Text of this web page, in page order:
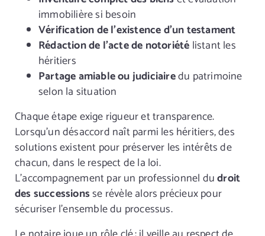
immobilière si besoin
Vérification de l’existence d’un testament
Rédaction de l’acte de notoriété listant les
héritiers
Partage amiable ou judiciairedu patrimoine
selon la situation
Chaque étape exige rigueur et transparence.
Lorsqu’un désaccord naît parmi les héritiers, des
solutions existent pour préserver les intérêts de
chacun, dans le respect de la loi.
L’accompagnement par un professionnel dudroit
des successionsse révèle alors précieux pour
sécuriser l’ensemble du processus.